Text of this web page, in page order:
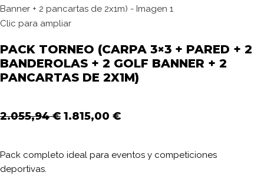
Clic para ampliar
PACK TORNEO (CARPA 3×3 + PARED + 2
BANDEROLAS + 2 GOLF BANNER + 2
PANCARTAS DE 2X1M)
2.055,94€ 1.815,00 €
Pack completo ideal para eventos y competiciones
deportivas.